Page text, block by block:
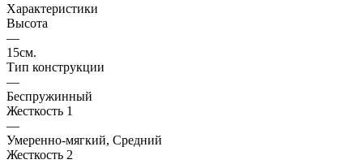
Характеристики
Высота
—
15см.
Тип конструкции
—
Беспружинный
Жесткость 1
—
Умеренно-мягкий, Средний
Жесткость 2